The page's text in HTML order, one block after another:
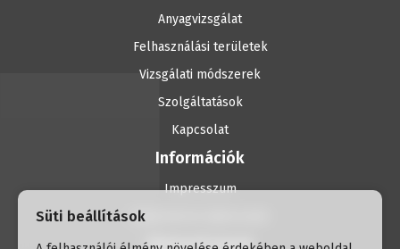
Anyagvizsgálat
Felhasználási területek
Vizsgálati módszerek
Szolgáltatások
Kapcsolat
Információk
Impresszum
Adatvédelmi tájékoztató
Elérhetőségek
Süti beállítások